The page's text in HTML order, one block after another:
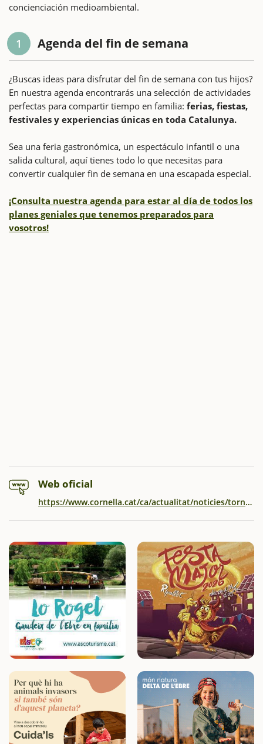
concienciación medioambiental.
1 Agenda del fin de semana
¿Buscas ideas para disfrutar del fin de semana con tus hijos?
En nuestra agenda encontrarás una selección de actividades
perfectas para compartir tiempo en familia: ferias, fiestas,
festivales y experiencias únicas en toda Catalunya.
Sea una feria gastronómica, un espectáculo infantil o una
salida cultural, aquí tienes todo lo que necesitas para
convertir cualquier fin de semana en una escapada especial.
¡Consulta nuestra agenda para estar al día de todos los
planes geniales que tenemos preparados para
vosotros!
Web oficial
https://www.cornella.cat/ca/actualitat/noticies/torna-la-festa-del-riu-el-15-de-marc